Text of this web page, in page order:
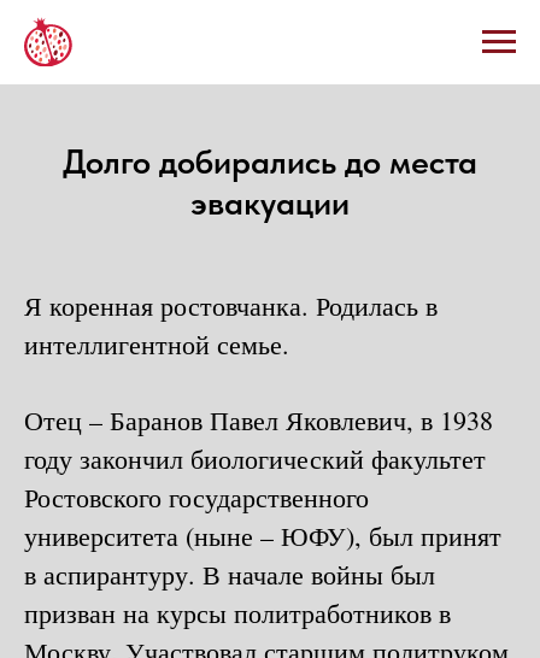
Долго добирались до места
эвакуации
Я коренная ростовчанка. Родилась в
интеллигентной семье.
Отец – Баранов Павел Яковлевич, в 1938
году закончил биологический факультет
Ростовского государственного
университета (ныне – ЮФУ), был принят
в аспирантуру. В начале войны был
призван на курсы политработников в